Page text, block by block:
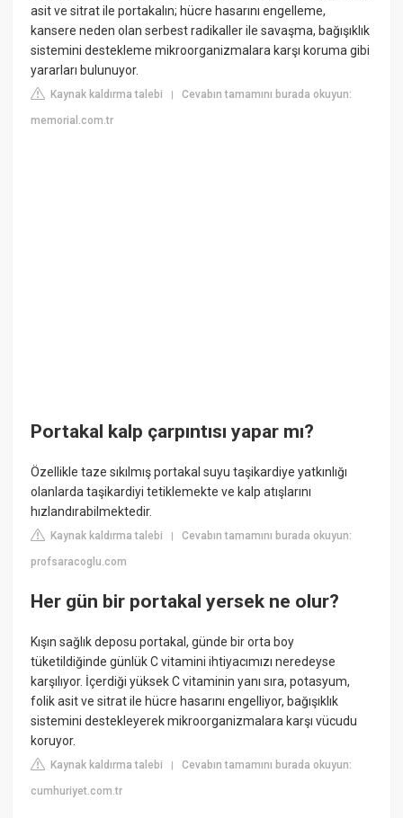
asit ve sitrat ile portakalın; hücre hasarını engelleme,
kansere neden olan serbest radikaller ile savaşma, bağışıklık
sistemini destekleme mikroorganizmalara karşı koruma gibi
yararları bulunuyor.
Kaynak kaldırma talebi |Cevabın tamamını burada okuyun:
memorial.com.tr
Portakal kalp çarpıntısı yapar mı?
Özellikle taze sıkılmış portakal suyu taşikardiye yatkınlığı
olanlarda taşikardiyi tetiklemekte ve kalp atışlarını
hızlandırabilmektedir.
Kaynak kaldırma talebi |Cevabın tamamını burada okuyun:
profsaracoglu.com
Her gün bir portakal yersek ne olur?
Kışın sağlık deposu portakal, günde bir orta boy
tüketildiğinde günlük C vitamini ihtiyacımızı neredeyse
karşılıyor. İçerdiği yüksek C vitaminin yanı sıra, potasyum,
folik asit ve sitrat ile hücre hasarını engelliyor, bağışıklık
sistemini destekleyerek mikroorganizmalara karşı vücudu
koruyor.
Kaynak kaldırma talebi |Cevabın tamamını burada okuyun:
cumhuriyet.com.tr